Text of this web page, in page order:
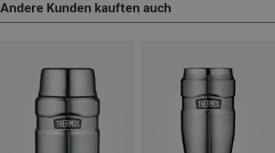
Andere Kunden kauften auch